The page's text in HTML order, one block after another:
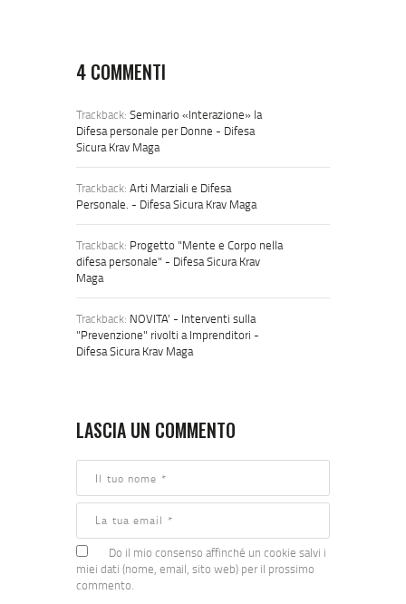
4 COMMENTI
Trackback: Seminario «Interazione» la
Difesa personale per Donne - Difesa
Sicura Krav Maga
Trackback: Arti Marziali e Difesa
Personale. - Difesa Sicura Krav Maga
Trackback: Progetto "Mente e Corpo nella
difesa personale" - Difesa Sicura Krav
Maga
Trackback: NOVITA' - Interventi sulla
"Prevenzione" rivolti a Imprenditori -
Difesa Sicura Krav Maga
LASCIA UN COMMENTO
Do il mio consenso affinché un cookie salvi i
miei dati (nome, email, sito web) per il prossimo
commento.